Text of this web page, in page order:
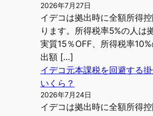
2026年7月27日
イデコは拠出時に全額所得
ります。所得税率5%の人は
実質15％OFF、所得税率
出額 […]
イデコ元本課税を回避する
いくら？
2026年7月24日
イデコは拠出時に全額所得